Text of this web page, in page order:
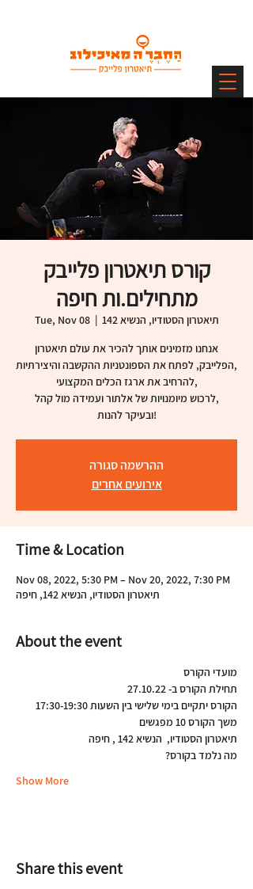
קורס תיאטרון פלייבק
מתחילים.ות חיפה
Tue, Nov 08
  |
תיאטרון הסטודיו, הנשיא 142
אנחנו מזמינים אותך להכיר את עולם תיאטרון
הפלייבק, לפתח את הספונטניות ההקשבה והיצירתיות,
להרחיב את ארגז הכלים המקצועי,
לרכוש מיומנויות של אלתור ועמידה מול קהל,
ובעיקר להנות!
ההרשמה סגורה
אירועים אחרים
Time & Location
Nov 08, 2022, 5:30 PM – Nov 20, 2022, 7:30 PM
תיאטרון הסטודיו, הנשיא 142, חיפה
About the event
מועדי הקורס
תחילת הקורס ב- 27.10.22
הקורס יתקיים בימי שלישי בין השעות 17:30-19:30
משך הקורס 10 מפגשים
תיאטרון הסטודיו,  הנשיא 142 , חיפה
מה נלמד בקורס?
Show More
Share this event